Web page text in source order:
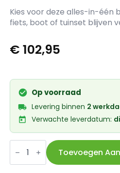
Kies voor deze alles-in-één
fiets, boot of tuinset blijven
€ 102,95
Op voorraad
Levering binnen 2
Verwachte leverdatum:
Kryptonite
kettingslot
Evolution
Mini
Toevoegen